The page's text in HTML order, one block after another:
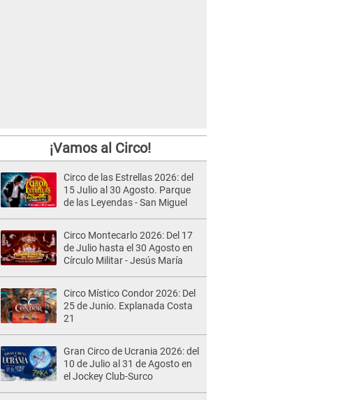
¡Vamos al Circo!
Circo de las Estrellas 2026: del
15 Julio al 30 Agosto. Parque
de las Leyendas - San Miguel
Circo Montecarlo 2026: Del 17
de Julio hasta el 30 Agosto en
Círculo Militar - Jesús María
Circo Místico Condor 2026: Del
25 de Junio. Explanada Costa
21
Gran Circo de Ucrania 2026: del
10 de Julio al 31 de Agosto en
el Jockey Club-Surco